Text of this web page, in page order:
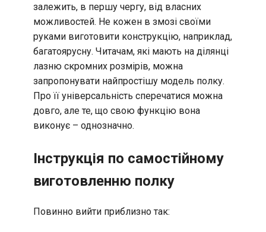
залежить, в першу чергу, від власних
можливостей. Не кожен в змозі своїми
руками виготовити конструкцію, наприклад,
багатоярусну. Читачам, які мають на ділянці
лазню скромних розмірів, можна
запропонувати найпростішу модель полку.
Про її універсальність сперечатися можна
довго, але те, що свою функцію вона
виконує – однозначно.
Інструкція по самостійному
виготовленню полку
Повинно вийти приблизно так: